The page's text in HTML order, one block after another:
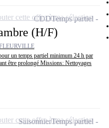
(H/F)
un temps partiel minimum 24 h par
être prolongé Missions: Nettoyages
CDDTemps partiel
cette offre à ma sélection
SaisonnierTemps partiel
cette offre à ma sélection